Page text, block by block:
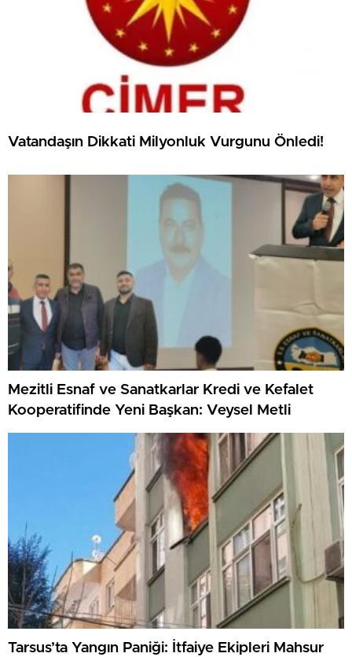
Vatandaşın Dikkati Milyonluk Vurgunu Önledi!
Mezitli Esnaf ve Sanatkarlar Kredi ve Kefalet
Kooperatifinde Yeni Başkan: Veysel Metli
Tarsus’ta Yangın Paniği: İtfaiye Ekipleri Mahsur